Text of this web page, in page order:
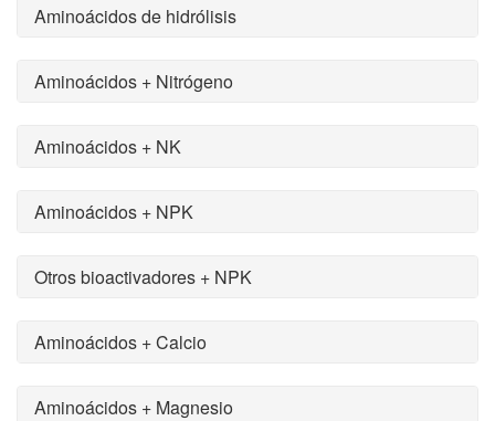
Aminoácidos de hidrólisis
Aminoácidos + Nitrógeno
Aminoácidos + NK
Aminoácidos + NPK
Otros bioactivadores + NPK
Aminoácidos + Calcio
Aminoácidos + Magnesio